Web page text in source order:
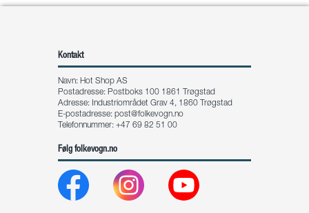
Kontakt
Navn: Hot Shop AS
Postadresse: Postboks 100 1861 Trøgstad
Adresse: Industriområdet Grav 4, 1860 Trøgstad
E-postadresse: post@folkevogn.no
Telefonnummer: +47 69 82 51 00
Følg folkevogn.no